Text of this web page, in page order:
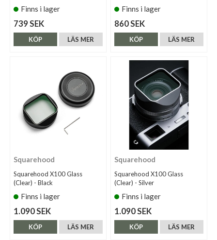
Finns i lager
739 SEK
LÄS MER
KÖP
Finns i lager
860 SEK
LÄS MER
KÖP
Squarehood
Squarehood X100 Glass
(Clear) - Black
Finns i lager
1.090 SEK
LÄS MER
KÖP
Squarehood
Squarehood X100 Glass
(Clear) - Silver
Finns i lager
1.090 SEK
LÄS MER
KÖP